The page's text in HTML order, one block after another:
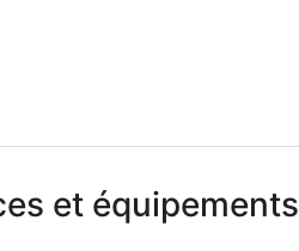
et équipements